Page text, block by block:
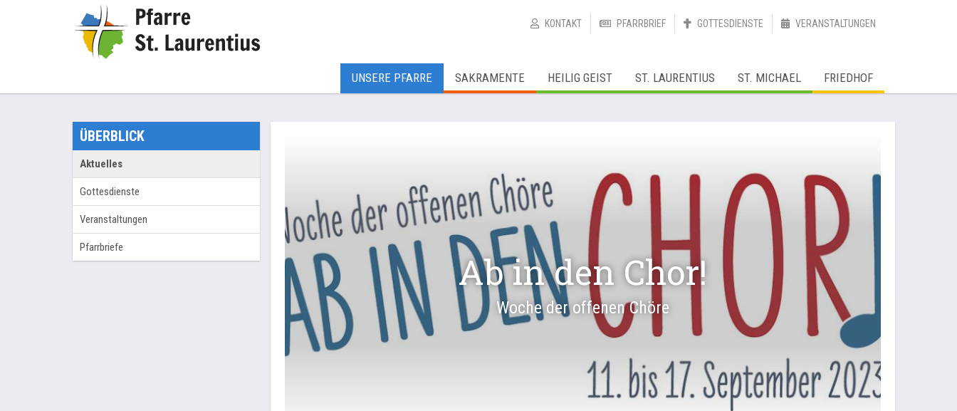
KONTAKT PFARRBRIEF GOTTESDIENSTE VERANSTALTUNGEN
UNSERE PFARRE SAKRAMENTE HEILIG GEIST ST. LAURENTIUS ST. MICHAEL FRIEDHOF
Ab in den Chor!
Woche der offenen Chöre
ÜBERBLICK
Aktuelles
Gottesdienste
Veranstaltungen
Pfarrbriefe